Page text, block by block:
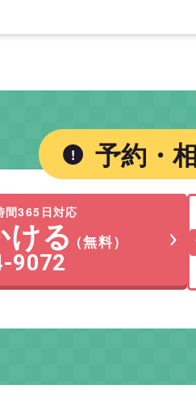
予約・
間365日対応
ける （無料）
9072